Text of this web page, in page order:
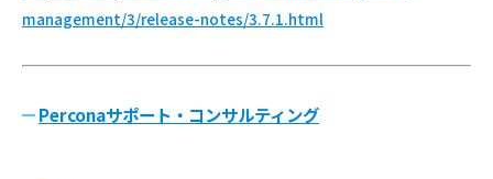
management/3/release-notes/3.7.1.html
Perconaサポート・コンサルティング